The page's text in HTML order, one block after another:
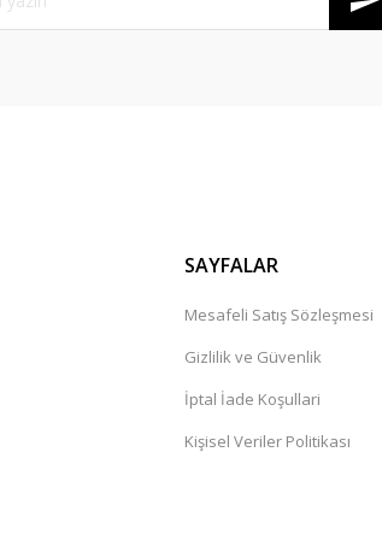
SAYFALAR
Mesafeli Satış Sözleşmesi
Gizlilik ve Güvenlik
İptal İade Koşullari
Kişisel Veriler Politikası